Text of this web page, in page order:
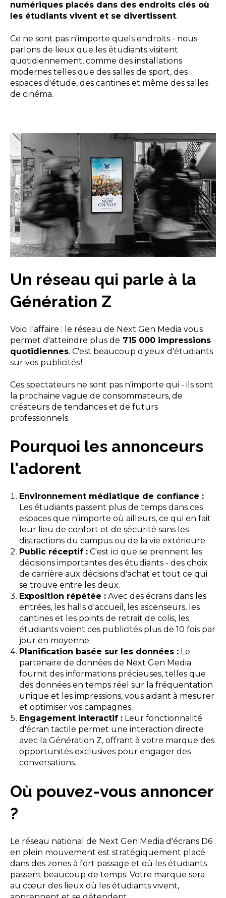
numériques placés dans des endroits clés où
les étudiants vivent et se divertissent.
Ce ne sont pas n'importe quels endroits - nous
parlons de lieux que les étudiants visitent
quotidiennement, comme des installations
modernes telles que des salles de sport, des
espaces d'étude, des cantines et même des salles
de cinéma.
Un réseau qui parle à la
Génération Z
Voici l'affaire : le réseau de Next Gen Media vous
permet d'atteindre plus de 715 000 impressions
quotidiennes. C'est beaucoup d'yeux d'étudiants
sur vos publicités !
Ces spectateurs ne sont pas n'importe qui - ils sont
la prochaine vague de consommateurs, de
créateurs de tendances et de futurs
professionnels.
Pourquoi les annonceurs
l'adorent
Environnement médiatique de confiance :
Les étudiants passent plus de temps dans ces
espaces que n'importe où ailleurs, ce qui en fait
leur lieu de confort et de sécurité sans les
distractions du campus ou de la vie extérieure.
Public réceptif :C'est ici que se prennent les
décisions importantes des étudiants - des choix
de carrière aux décisions d'achat et tout ce qui
se trouve entre les deux.
Exposition répétée :Avec des écrans dans les
entrées, les halls d'accueil, les ascenseurs, les
cantines et les points de retrait de colis, les
étudiants voient ces publicités plus de 10 fois par
jour en moyenne.
Planification basée sur les données :Le
partenaire de données de Next Gen Media
fournit des informations précieuses, telles que
des données en temps réel sur la fréquentation
unique et les impressions, vous aidant à mesurer
et optimiser vos campagnes.
Engagement interactif :Leur fonctionnalité
d'écran tactile permet une interaction directe
avec la Génération Z, offrant à votre marque des
opportunités exclusives pour engager des
conversations.
Où pouvez-vous annoncer
?
Le réseau national de Next Gen Media d'écrans D6
en plein mouvement est stratégiquement placé
dans des zones à fort passage et où les étudiants
passent beaucoup de temps. Votre marque sera
au cœur des lieux où les étudiants vivent,